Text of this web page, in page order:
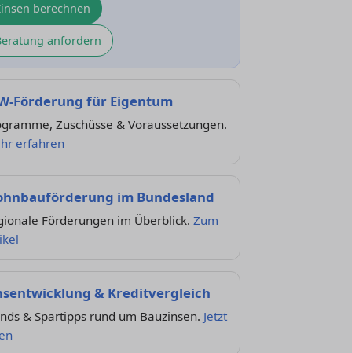
berechnen
anfordern
Förderung für Eigentum
Zuschüsse & Voraussetzungen.
erfahren
im Bundesland
Förderungen im Überblick. Zum
& Kreditvergleich
& Spartipps rund um Bauzinsen. Jetzt